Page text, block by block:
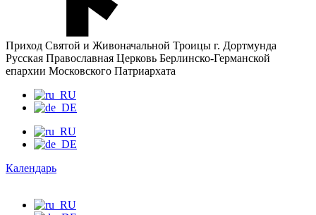
Приход Святой и Живоначальной Троицы г. Дортмунда
Русская Православная Церковь Берлинско-Германской
епархии Московского Патриархата
Календарь